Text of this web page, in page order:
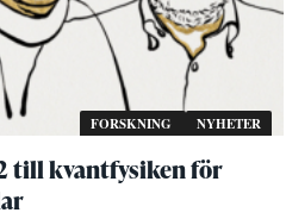
FORSKNING NYHETER
till kvantfysiken för